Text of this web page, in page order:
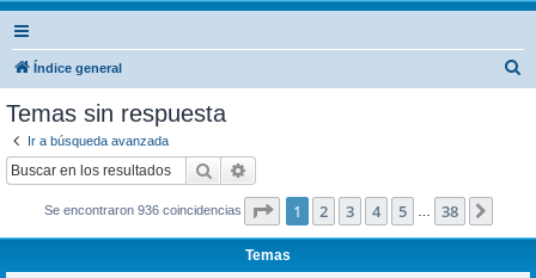
Índice general
Temas sin respuesta
Ir a búsqueda avanzada
Buscar
Se encontraron 936 coincidencias Página de 38
1 2 3 4 5 38
Temas